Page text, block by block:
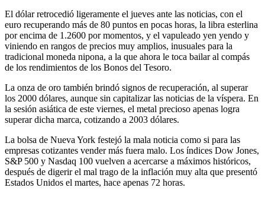
El dólar retrocedió ligeramente el jueves ante las noticias, con el
euro recuperando más de 80 puntos en pocas horas, la libra esterlina
por encima de 1.2600 por momentos, y el vapuleado yen yendo y
viniendo en rangos de precios muy amplios, inusuales para la
tradicional moneda nipona, a la que ahora le toca bailar al compás
de los rendimientos de los Bonos del Tesoro.
La onza de oro también brindó signos de recuperación, al superar
los 2000 dólares, aunque sin capitalizar las noticias de la víspera. En
la sesión asiática de este viernes, el metal precioso apenas logra
superar dicha marca, cotizando a 2003 dólares.
La bolsa de Nueva York festejó la mala noticia como si para las
empresas cotizantes vender más fuera malo. Los índices Dow Jones,
S&P 500 y Nasdaq 100 vuelven a acercarse a máximos históricos,
después de digerir el mal trago de la inflación muy alta que presentó
Estados Unidos el martes, hace apenas 72 horas.